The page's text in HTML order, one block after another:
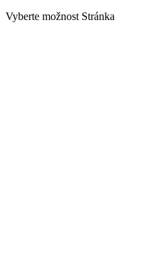
Vyberte možnost Stránka